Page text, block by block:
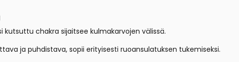
kutsuttu chakra sijaitsee kulmakarvojen välissä.
ja puhdistava, sopii erityisesti ruoansulatuksen tukemiseksi.